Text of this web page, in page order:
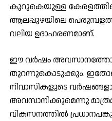
കുറുകെയുള്ള
ആലപ്പുഴയിലെ
വലിയ ഉദാഹരണമാണ്.
ഈ വര്‍ഷം
തുറന്നുകൊടുക്കും.
നിവാസികളുടെ
അവസാനിക്കുമെന്നു
വികസനത്തില്‍